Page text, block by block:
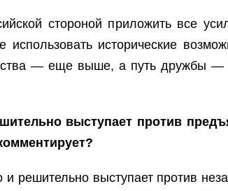
стороной приложить все
исторические
— еще выше, а путь дружбы
выступает против
и решительно выступает против